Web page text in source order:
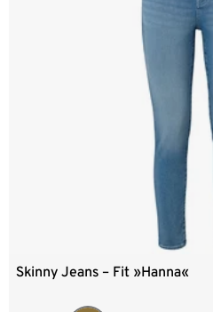
Skinny Jeans – Fit »Hanna«